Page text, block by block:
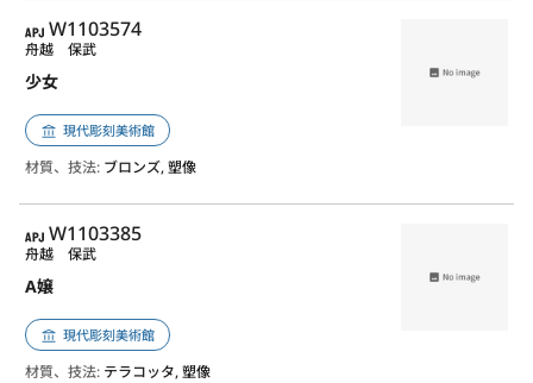
APJ
W1103574
少女
舟越 保武
現代彫刻美術館
材質、技法: ブロンズ, 塑像
APJ
W1103385
A嬢
舟越 保武
現代彫刻美術館
材質、技法: テラコッタ, 塑像